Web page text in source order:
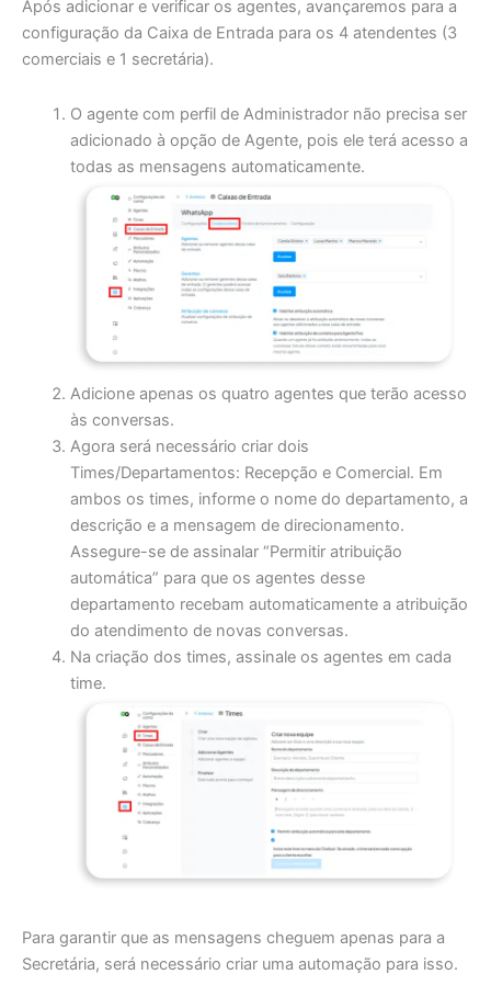
Após adicionar e verificar os agentes, avançaremos para a
configuração da Caixa de Entrada para os 4 atendentes (3
comerciais e 1 secretária).
O agente com perfil de Administrador não precisa ser
adicionado à opção de Agente, pois ele terá acesso a
todas as mensagens automaticamente.
Adicione apenas os quatro agentes que terão acesso
às conversas.
Agora será necessário criar dois
Times/Departamentos: Recepção e Comercial. Em
ambos os times, informe o nome do departamento, a
descrição e a mensagem de direcionamento.
Assegure-se de assinalar “Permitir atribuição
automática” para que os agentes desse
departamento recebam automaticamente a atribuição
do atendimento de novas conversas.
Na criação dos times, assinale os agentes em cada
time.
Para garantir que as mensagens cheguem apenas para a
Secretária, será necessário criar uma automação para isso.